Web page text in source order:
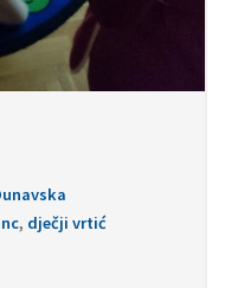
, dječji vrtić